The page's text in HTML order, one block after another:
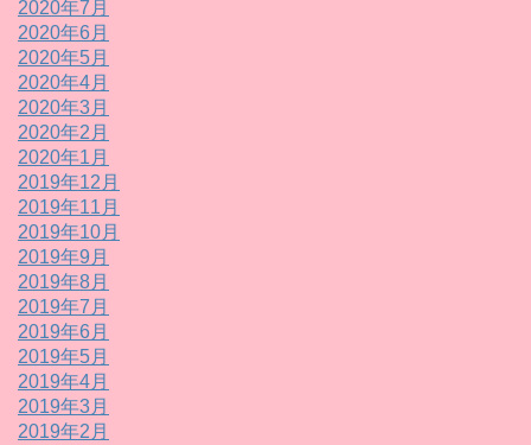
2020年7月
2020年6月
2020年5月
2020年4月
2020年3月
2020年2月
2020年1月
2019年12月
2019年11月
2019年10月
2019年9月
2019年8月
2019年7月
2019年6月
2019年5月
2019年4月
2019年3月
2019年2月